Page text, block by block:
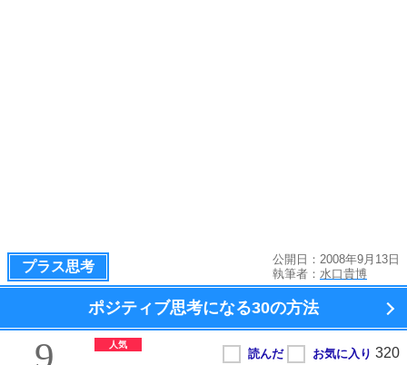
プラス思考
公開日：2008年9月13日
執筆者： 水口貴博
ポジティブ思考になる30の方法
9